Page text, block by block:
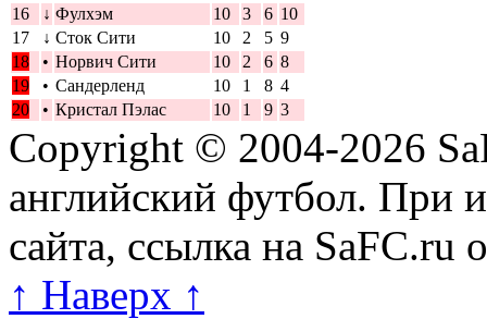
16
↓ Фулхэм 10 3 6 10
17
↓ Сток Сити 10 2 5 9
18
• Норвич Сити 10 2 6 8
19
• Сандерленд 10 1 8 4
20
• Кристал Пэлас 10 1 9 3
Copyright © 2004-2026
английский футбол. При
сайта, ссылка на SaFC.ru
↑ Наверх ↑